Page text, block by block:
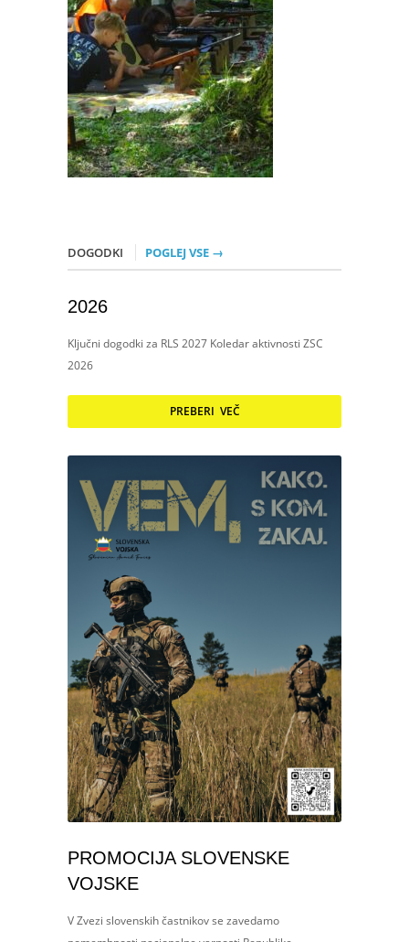
DOGODKI POGLEJ VSE →
2026
Ključni dogodki za RLS 2027 Koledar aktivnosti ZSC
2026
PREBERI VEČ
PROMOCIJA SLOVENSKE
VOJSKE
V Zvezi slovenskih častnikov se zavedamo